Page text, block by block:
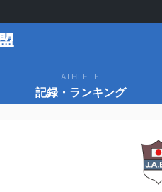
ATHLETE
記録・ランキング